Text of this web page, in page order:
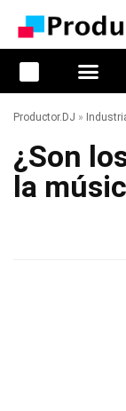
Productor.DJ »
¿Son
la